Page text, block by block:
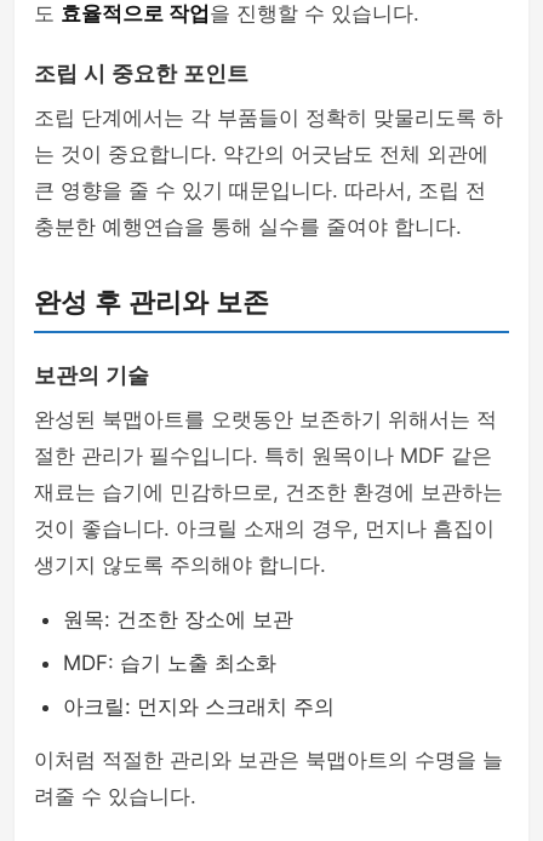
도 효율적으로 작업 을 진행할 수 있습니다.
조립 시 중요한 포인트
조립 단계에서는 각 부품들이 정확히 맞물리도록 하
는 것이 중요합니다. 약간의 어긋남도 전체 외관에
큰 영향을 줄 수 있기 때문입니다. 따라서, 조립 전
충분한 예행연습을 통해 실수를 줄여야 합니다.
완성 후 관리와 보존
보관의 기술
완성된 북맵아트를 오랫동안 보존하기 위해서는 적
절한 관리가 필수입니다. 특히 원목이나 MDF 같은
재료는 습기에 민감하므로, 건조한 환경에 보관하는
것이 좋습니다. 아크릴 소재의 경우, 먼지나 흠집이
생기지 않도록 주의해야 합니다.
원목: 건조한 장소에 보관
MDF: 습기 노출 최소화
아크릴: 먼지와 스크래치 주의
이처럼 적절한 관리와 보관은 북맵아트의 수명을 늘
려줄 수 있습니다.